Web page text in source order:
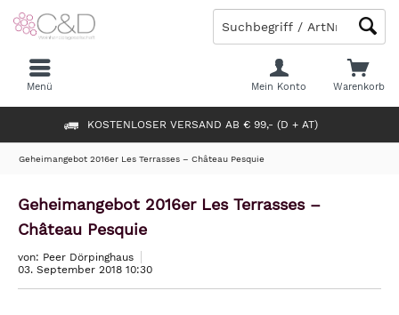
KOSTENLOSER VERSAND AB € 99,- (D + AT)
Warenkorb
Mein Konto
Menü
Geheimangebot 2016er Les Terrasses – Château Pesquie
Geheimangebot 2016er Les Terrasses –
Château Pesquie
von: Peer Dörpinghaus
03. September 2018 10:30